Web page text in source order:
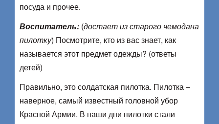
посуда и прочее.
Воспитатель: (достает из старого чемодана
пилотку) Посмотрите, кто из вас знает, как
называется этот предмет одежды? (ответы
детей)
Правильно, это солдатская пилотка. Пилотка –
наверное, самый известный головной убор
Красной Армии. В наши дни пилотки стали